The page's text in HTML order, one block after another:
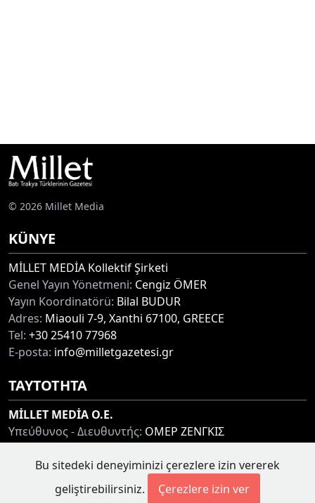
© 2026 Millet Media
KÜNYE
MİLLET MEDİA Kollektif Şirketi
Genel Yayın Yönetmeni: Cengiz ÖMER
Yayın Koordinatörü: Bilal BUDUR
Adres: Miaouli 7-9, Xanthi 67100, GREECE
Tel: +30 25410 77968
E-posta: info@milletgazetesi.gr
ΤΑΥΤΟΤΗΤΑ
MİLLET MEDİA O.E.
Υπεύθυνος - Διευθυντής: ΟΜΕΡ ΖΕΝΓΚΙΣ
Διεύθυνση:ΜΙΑΟΥΛΗ 7-9, ΞΑΝΘΗ 67100
+30 25410 77968
Ηλ. Διεύθυνση:
info@milletgazetesi.gr
Bu sitedeki deneyiminizi çerezlere izin vererek
geliştirebilirsiniz.
Çerezlere izin ver